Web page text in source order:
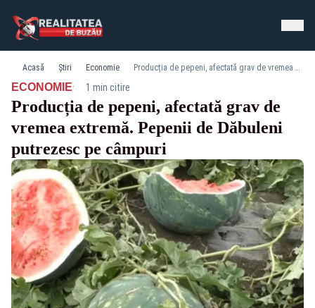
Acasă Știri Economie Producția de pepeni, afectată grav de vremea extremă. Pepenii de Dăbuleni putrezesc pe câmpuri
ECONOMIE· 1 min citire
Producția de pepeni, afectată grav de
vremea extremă. Pepenii de Dăbuleni
putrezesc pe câmpuri